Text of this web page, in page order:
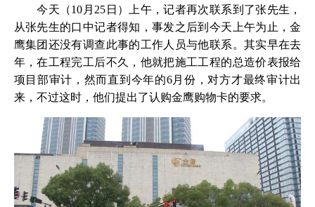
今天（10月25日）上午，记者再次联系到了张先生，
从张先生的口中记者得知，事发之后到今天上午为止，金
鹰集团还没有调查此事的工作人员与他联系。其实早在去
年，在工程完工后不久，他就把施工工程的总造价表报给
项目部审计，然而直到今年的6月份，对方才最终审计出
来，不过这时，他们提出了认购金鹰购物卡的要求。